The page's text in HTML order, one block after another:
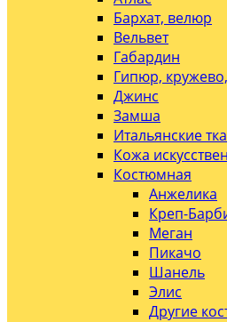
Бархат, велюр
Вельвет
Габардин
Гипюр,
Джинс
Замша
Итальянские
Кожа
Костюмная
Анжелика
Креп-
Меган
Пикачо
Шанель
Элис
Другие